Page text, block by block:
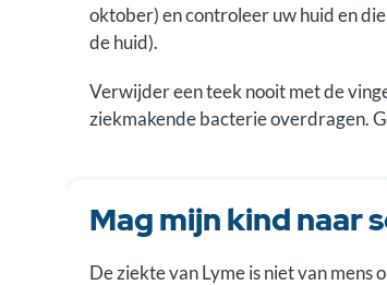
oktober) en controleer uw huid en
de huid).
Verwijder een teek nooit met de
ziekmakende bacterie overdragen.
Mag mijn kind naar
De ziekte van Lyme is niet van